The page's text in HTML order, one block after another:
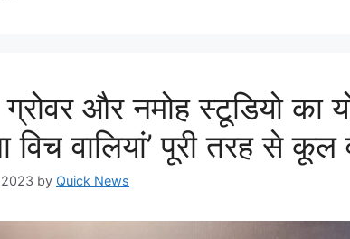
ग्रोवर और नमोह स्टूडियो का
विच वालियां’ पूरी तरह से कूल
by Quick News